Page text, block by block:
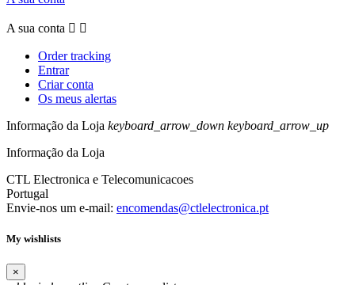
A sua conta  
Order tracking
Entrar
Criar conta
Os meus alertas
Informação da Loja keyboard_arrow_down keyboard_arrow_up
Informação da Loja
CTL Electronica e Telecomunicacoes
Portugal
Envie-nos um e-mail: encomendas@ctlelectronica.pt
My wishlists
×